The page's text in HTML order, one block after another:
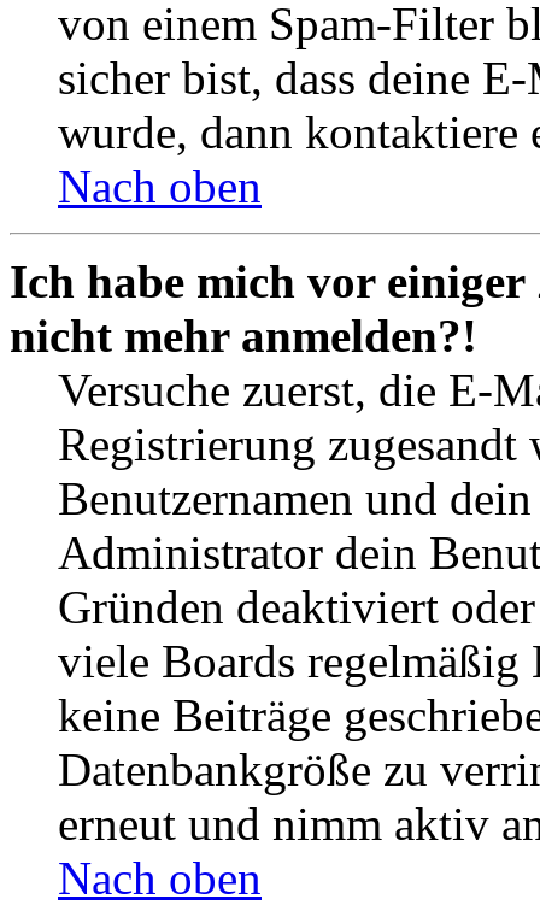
von einem Spam-Filter
sicher bist, dass deine
wurde, dann kontaktiere
Nach oben
Ich habe mich vor
nicht mehr anmelden?!
Versuche zuerst, die E-
Registrierung
Benutzernamen und
Administrator dein
Gründen deaktiviert
viele Boards
keine Beiträge
Datenbankgröße zu
erneut und nimm aktiv
Nach oben